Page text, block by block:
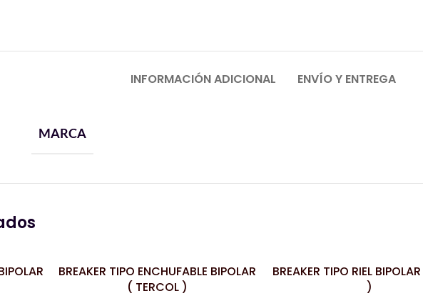
INFORMACIÓN ADICIONAL ENVÍO Y ENTREGA
MARCA
LEER MÁS
BREAKER TIPO ENCHUFABLE BIPOLAR
( TERCOL )
LEER MÁS
BREAKER TIPO RIEL
)